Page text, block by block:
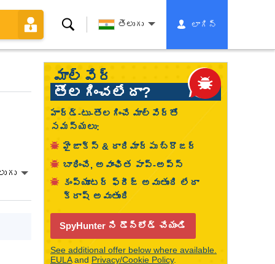
శోధన తెలుగు లాగిన్
మాల్వేర్
తొలగించలేదా?
హార్డ్-టు-తొలగించే మాల్వేర్తో
సమస్యలు:
హైజాక్స్ & దారిమార్పు బ్రౌజర్
బాధించే, అవాంఛిత పాప్-అప్స్
కంప్యూటర్ ఫ్రీజ్ అవుతుంది లేదా
క్రాష్ అవుతుంది
SpyHunter ని డౌన్‌లోడ్ చేయండి
See additional offer below where available.
EULAand Privacy/Cookie Policy.